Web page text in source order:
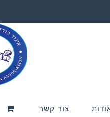
צור קשר